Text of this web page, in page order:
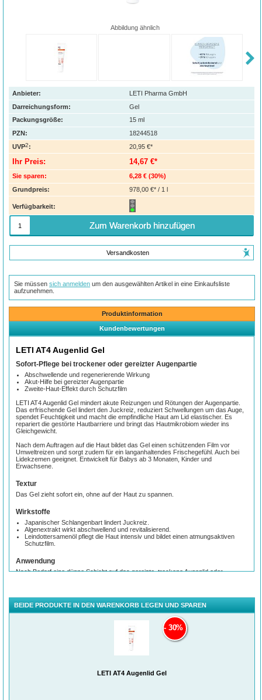
Abbildung ähnlich
Anbieter:
LETI Pharma GmbH
Darreichungsform:
Gel
Packungsgröße:
15 ml
PZN:
18244518
UVP2: 20,95 €*
Ihr Preis: 14,67 €*
Sie sparen: 6,28 € (30%)
Grundpreis:
978,00 €* / 1 l
Verfügbarkeit:
Zum Warenkorb hinzufügen
Versandkosten
Sie müssensich anmelden um den ausgewählten Artikel in eine Einkaufsliste
aufzunehmen.
Produktinformation
Kundenbewertungen
LETI AT4 Augenlid Gel
Sofort-Pflege bei trockener oder gereizter Augenpartie
Abschwellende und regenerierende Wirkung
Akut-Hilfe bei gereizter Augenpartie
Zweite-Haut-Effekt durch Schutzfilm
LETI AT4 Augenlid Gel mindert akute Reizungen und Rötungen der Augenpartie.
Das erfrischende Gel lindert den Juckreiz, reduziert Schwellungen um das Auge,
spendet Feuchtigkeit und macht die empfindliche Haut am Lid elastischer. Es
repariert die gestörte Hautbarriere und bringt das Hautmikrobiom wieder ins
Gleichgewicht.
Nach dem Auftragen auf die Haut bildet das Gel einen schützenden Film vor
Umweltreizen und sorgt zudem für ein langanhaltendes Frischegefühl. Auch bei
Lidekzemen geeignet. Entwickelt für Babys ab 3 Monaten, Kinder und
Erwachsene.
Textur
Das Gel zieht sofort ein, ohne auf der Haut zu spannen.
Wirkstoffe
Japanischer Schlangenbart lindert Juckreiz.
Algenextrakt wirkt abschwellend und revitalisierend.
Leindottersamenöl pflegt die Haut intensiv und bildet einen atmungsaktiven
Schutzfilm.
Anwendung
Nach Bedarf eine dünne Schicht auf das gereizte, trockene Augenlid oder
Sicherheit
Das LETI AT4 Augenlid Gel wurde pädiatrisch und dermatologisch an allergisch*
vorbelasteter Haut getestet. Die Wirksamkeit ist klinisch nachgewiesen. Das
Augenlid Gel ist mit dem Tragen von Kontaktlinsen kompatibel. Es enthält keine
Die Pflegelinie LETI AT4 wurde speziell für die Bedürfnisse von trockener oder zu
in LETI AT4 steht stellvertretend für „ATopisch“ – die „4“ für die Wirksamkeit der
Pflegelinie gegen die 4 typischen Symptome einer atopischen Dermatitis bzw.
BEIDE PRODUKTE IN DEN WARENKORB LEGEN UND SPAREN
LETI AT4 Augenlid Gel
30%